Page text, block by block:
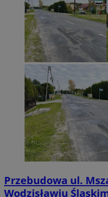
Przebudowa ul.
Wodzisławiu